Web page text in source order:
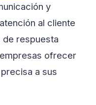
y
al cliente
respuesta
ofrecer
a sus